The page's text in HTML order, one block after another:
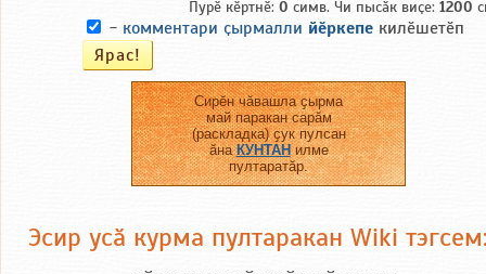
Пурӗ кӗртнӗ:0 симв. Чи пысӑк виҫе:1200
- комментари ҫырмалли йӗркепе килӗшетӗп
Сирӗн чӑвашла ҫырма
май паракан сарӑм
(раскладка) ҫук пулсан
ӑнаКУНТАНилме
пултаратӑр.
Эсир усӑ курма пултаракан Wiki